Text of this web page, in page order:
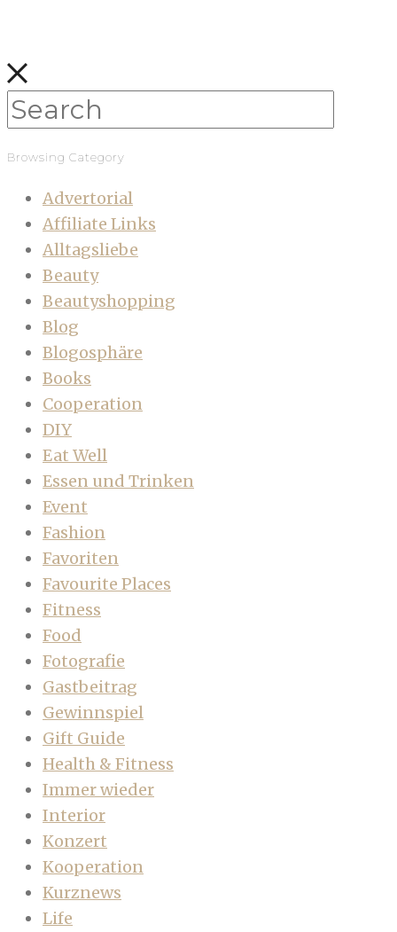
Browsing Category
Advertorial
Affiliate Links
Alltagsliebe
Beauty
Beautyshopping
Blog
Blogosphäre
Books
Cooperation
DIY
Eat Well
Essen und Trinken
Event
Fashion
Favoriten
Favourite Places
Fitness
Food
Fotografie
Gastbeitrag
Gewinnspiel
Gift Guide
Health & Fitness
Immer wieder
Interior
Konzert
Kooperation
Kurznews
Life